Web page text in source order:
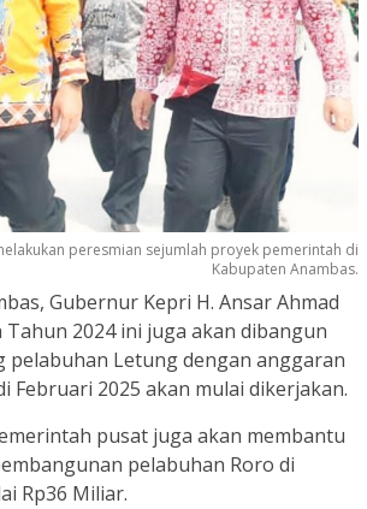
peresmian sejumlah proyek pemerintah di
Kabupaten Anambas.
Gubernur Kepri H. Ansar Ahmad
Tahun 2024 ini juga akan dibangun
pelabuhan Letung dengan anggaran
Februari 2025 akan mulai dikerjakan.
pusat juga akan membantu
pelabuhan Roro di
Rp36 Miliar.